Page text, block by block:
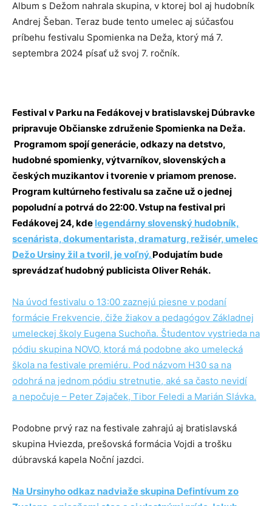
Album s Dežom nahrala skupina, v ktorej bol aj hudobník
Andrej Šeban. Teraz bude tento umelec aj súčasťou
príbehu festivalu Spomienka na Deža, ktorý má 7.
septembra 2024 písať už svoj 7. ročník.
Festival v Parku na Fedákovej v bratislavskej Dúbravke
pripravuje Občianske združenie Spomienka na Deža.
Programom spojí generácie, odkazy na detstvo,
hudobné spomienky, výtvarníkov, slovenských a
českých muzikantov i tvorenie v priamom prenose.
Program kultúrneho festivalu sa začne už o jednej
popoludní a potrvá do 22:00. Vstup na festival pri
Fedákovej 24, kde legendárny slovenský hudobník,
scenárista, dokumentarista, dramaturg, režisér, umelec
Dežo Ursiny žil a tvoril, je voľný.Podujatím bude
sprevádzať hudobný publicista Oliver Rehák.
Na úvod festivalu o 13:00 zaznejú piesne v podaní
formácie Frekvencie, čiže žiakov a pedagógov Základnej
umeleckej školy Eugena Suchoňa. Študentov vystrieda na
pódiu skupina NOVO, ktorá má podobne ako umelecká
škola na festivale premiéru. Pod názvom H30 sa na
odohrá na jednom pódiu stretnutie, aké sa často nevidí
a nepočuje – Peter Zajaček, Tibor Feledi a Marián Slávka.
Podobne prvý raz na festivale zahrajú aj bratislavská
skupina Hviezda, prešovská formácia Vojdi a trošku
dúbravská kapela Noční jazdci.
Na Ursinyho odkaz nadviaže skupina Defintívum zo